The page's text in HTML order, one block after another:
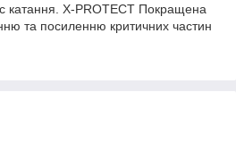
катання. X-PROTECT Покращена
та посиленню критичних частин